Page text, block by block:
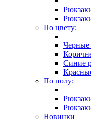
По цвету:
Черные
Синие
По полу:
Новинки